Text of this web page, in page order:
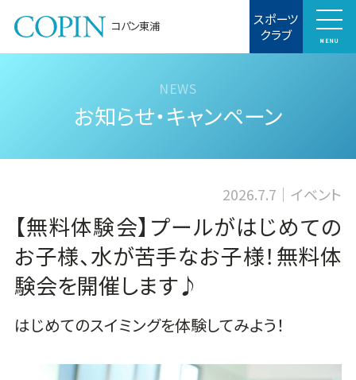
コパン東浦 スポーツ
クラブ MENU
お知らせ・キャンペーン
【無料体験会】プールがはじめての
お子様、水が苦手なお子様！無料体
験会を開催します♪
2026.7.7 イベント
はじめてのスイミングを体験してみよう！